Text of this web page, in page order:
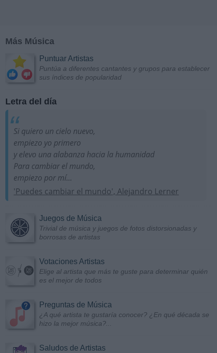
Más Música
Puntuar Artistas
Puntúa a diferentes cantantes y grupos para establecer
sus índices de popularidad
Letra del día
Si quiero un cielo nuevo,
empiezo yo primero
y elevo una alabanza hacia la humanidad
Para cambiar el mundo,
empiezo por mí...
'Puedes cambiar el mundo', Alejandro Lerner
Juegos de Música
Trivial de música y juegos de fotos distorsionadas y
borrosas de artistas
Votaciones Artistas
Elige al artista que más te guste para determinar quién
es el mejor de todos
Preguntas de Música
¿A qué artista te gustaría conocer? ¿En qué década se
hizo la mejor música?...
Saludos de Artistas